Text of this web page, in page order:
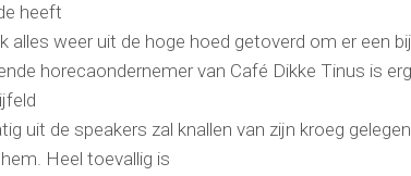
heeft
alles weer uit de hoge hoed getoverd om er een
horecaondernemer van Café Dikke Tinus is
uit de speakers zal knallen van zijn kroeg
Heel toevallig is